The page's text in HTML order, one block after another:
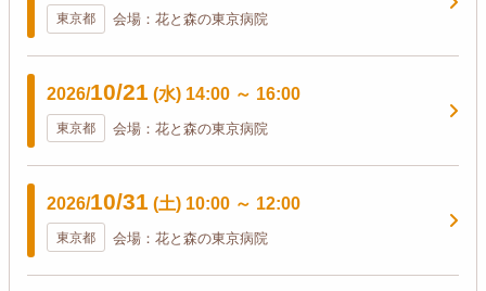
東京都 会場：花と森の東京病院
2026/10/21 (水) 14:00 ～ 16:00
東京都 会場：花と森の東京病院
2026/10/31 (土) 10:00 ～ 12:00
東京都 会場：花と森の東京病院